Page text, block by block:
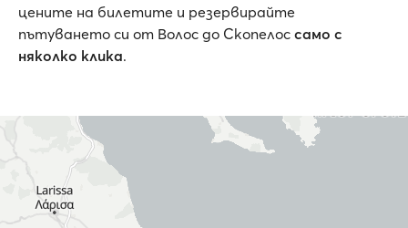
цените на билетите и резервирайте
пътуването си от Волос до Скопелос само с
няколко клика.